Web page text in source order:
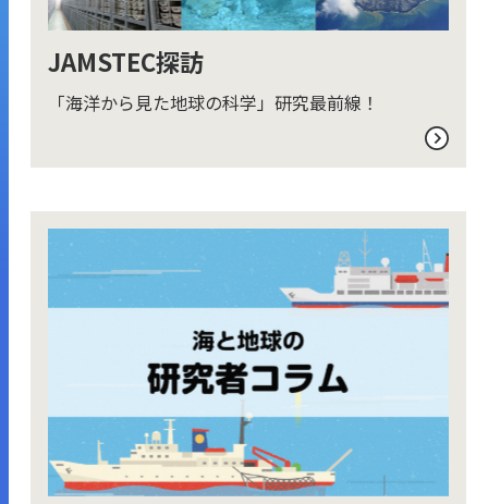
JAMSTEC探訪
「海洋から見た地球の科学」研究最前線！